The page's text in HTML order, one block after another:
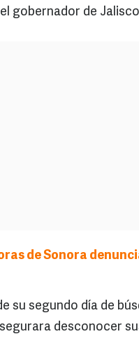
gobernador de
de Sonora
su segundo día de
desconocer